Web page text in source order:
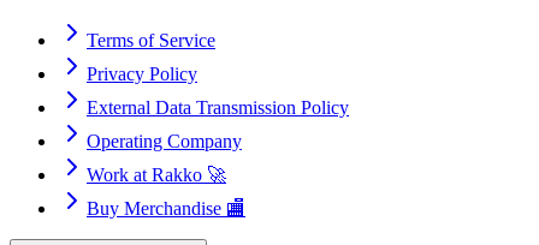
Terms of Service
Privacy Policy
External Data Transmission Policy
Operating Company
Work at Rakko 🚀
Buy Merchandise 🏬